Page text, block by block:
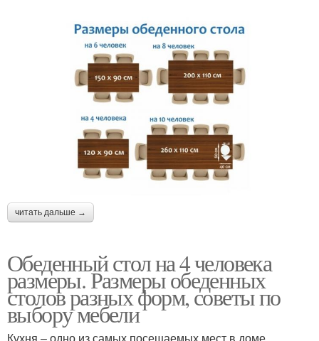
читать дальше →
Обеденный стол на 4 человека
размеры. Размеры обеденных
столов разных форм, советы по
выбору мебели